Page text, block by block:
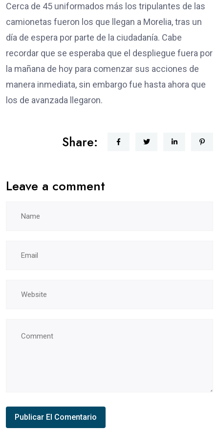
Cerca de 45 uniformados más los tripulantes de las
camionetas fueron los que llegan a Morelia, tras un
día de espera por parte de la ciudadanía. Cabe
recordar que se esperaba que el despliegue fuera por
la mañana de hoy para comenzar sus acciones de
manera inmediata, sin embargo fue hasta ahora que
los de avanzada llegaron.
Share:
Leave a comment